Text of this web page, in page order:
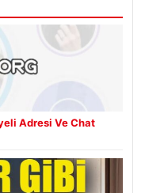
Adresi Ve Chat